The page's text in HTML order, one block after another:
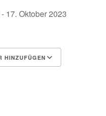
17. Oktober 2023
HINZUFÜGEN